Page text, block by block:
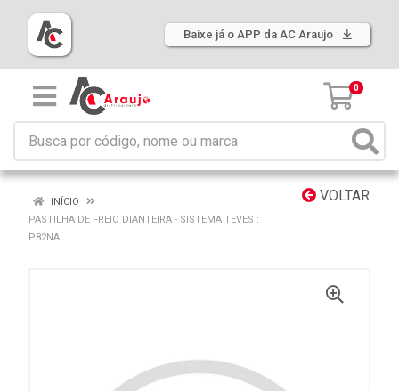
Baixe já o APP da AC Araujo
0
VOLTAR
INÍCIO
PASTILHA DE FREIO DIANTEIRA - SISTEMA TEVES :
P82NA